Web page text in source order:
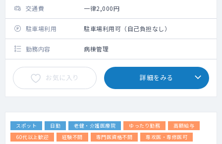
交通費 一律2,000円
駐車場利用 駐車場利用可（自己負担なし）
勤務内容 病棟管理
お気に入り 詳細をみる
スポット 日勤 老健・介護医療院 ゆったり勤務
高額給与
60代以上歓迎
経験不問 専門医資格不問 専攻医・専修医可